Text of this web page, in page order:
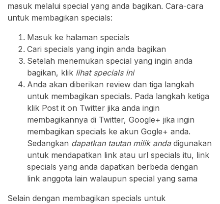
masuk melalui special yang anda bagikan. Cara-cara
untuk membagikan specials:
Masuk ke halaman specials
Cari specials yang ingin anda bagikan
Setelah menemukan special yang ingin anda
bagikan, klik lihat specials ini
Anda akan diberikan review dan tiga langkah
untuk membagikan specials. Pada langkah ketiga
klik Post it on Twitter jika anda ingin
membagikannya di Twitter, Google+ jika ingin
membagikan specials ke akun Gogle+ anda.
Sedangkan dapatkan tautan milik andadigunakan
untuk mendapatkan link atau url specials itu, link
specials yang anda dapatkan berbeda dengan
link anggota lain walaupun special yang sama
Selain dengan membagikan specials untuk